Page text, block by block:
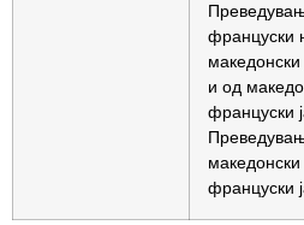
француски
македонски
и од
француски
македонски
француски